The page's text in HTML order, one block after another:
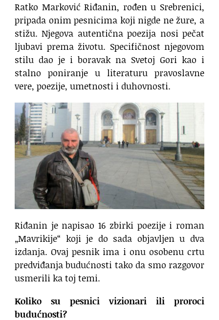
Ratko Marković Riđanin, rođen u Srebrenici,
pripada onim pesnicima koji nigde ne žure, a
stižu. Njegova autentična poezija nosi pečat
ljubavi prema životu. Specifičnost njegovom
stilu dao je i boravak na Svetoj Gori kao i
stalno poniranje u literaturu pravoslavne
vere, poezije, umetnosti i duhovnosti.
Riđanin je napisao 16 zbirki poezije i roman
„Mavrikije“ koji je do sada objavljen u dva
izdanja. Ovaj pesnik ima i onu osobenu crtu
predviđanja budućnosti tako da smo razgovor
usmerili ka toj temi.
Koliko su pesnici vizionari ili proroci
budućnosti?